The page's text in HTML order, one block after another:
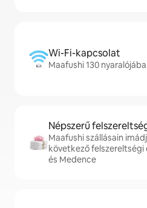
Wi-Fi-kapcsolat
Maafushi 130
Népszerű
Maafushi szállásain
következő felszereltségi
és Medence